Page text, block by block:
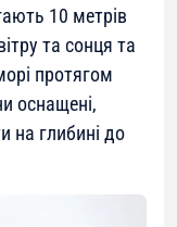
10 метрів
та сонця та
протягом
оснащені,
на глибині до